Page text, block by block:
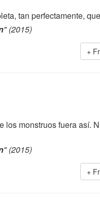
tan perfectamente,
" (2015)
+
los monstruos fuera así.
" (2015)
+